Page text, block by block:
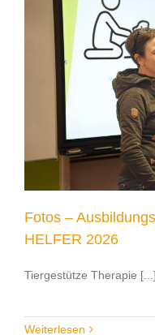
Fotos –
HELFER 2026
Tiergestütze Therapie [...]
Weiterlesen